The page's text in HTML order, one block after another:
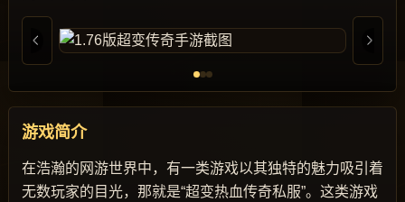
游戏简介
在浩瀚的网游世界中，有一类游戏以其独特的魅力吸引着
无数玩家的目光，那就是“超变热血传奇私服”。这类游戏